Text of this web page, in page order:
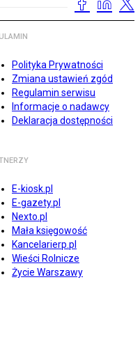
Polityka Prywatności
Zmiana ustawień zgód
Regulamin serwisu
Informacje o nadawcy
Deklaracja dostępności
E-kiosk.pl
E-gazety.pl
Nexto.pl
Mała księgowość
Kancelarierp.pl
Wieści Rolnicze
Życie Warszawy